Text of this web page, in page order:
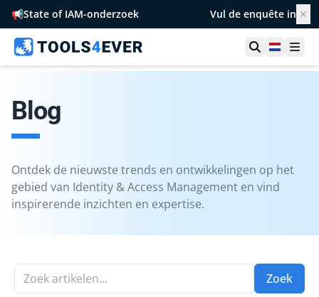
📢State of IAM-onderzoek Vul de enquête in ✕
Toon zoek
Blog
Ontdek de nieuwste trends en ontwikkelingen op het
gebied van Identity & Access Management en vind
inspirerende inzichten en expertise.
Zoek artikelen... Zoek